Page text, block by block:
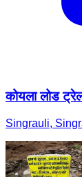
कोयला लोड
Singrauli,